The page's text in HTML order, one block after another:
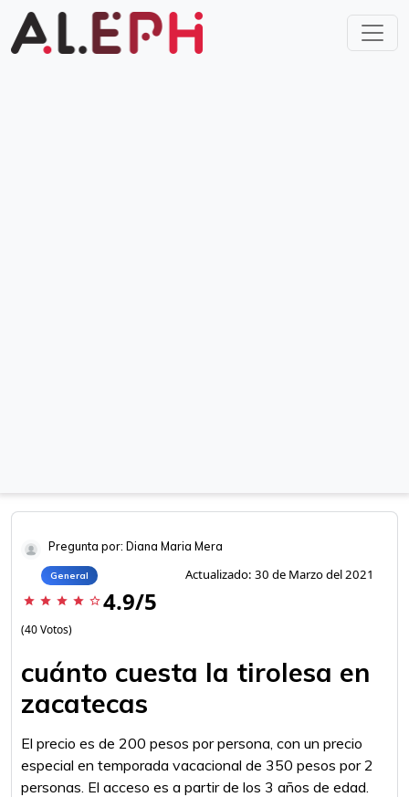
Pregunta por: Diana Maria Mera
General Actualizado: 30 de Marzo del 2021
star star star star star_border 4.9/5
(40 Votos)
cuánto cuesta la tirolesa en
zacatecas
El precio es de 200 pesos por persona, con un precio
especial en temporada vacacional de 350 pesos por 2
personas. El acceso es a partir de los 3 años de edad.